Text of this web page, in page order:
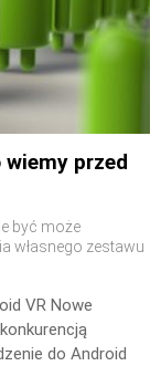
przed
być może
własnego zestawu
VR Nowe
do Android